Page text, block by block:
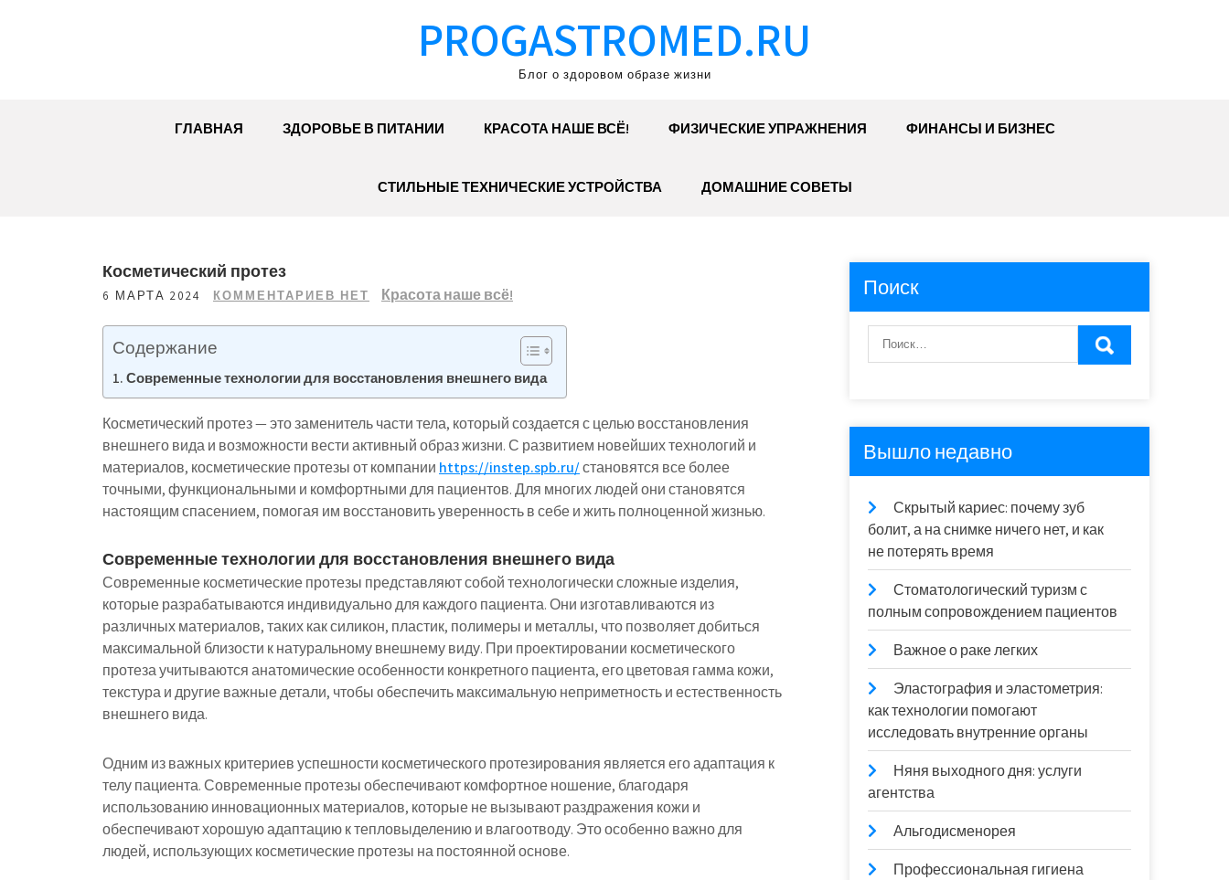
PROGASTROMED.RU
Блог о здоровом образе жизни
ГЛАВНАЯ ЗДОРОВЬЕ В ПИТАНИИ КРАСОТА НАШЕ ВСЁ! ФИЗИЧЕСКИЕ УПРАЖНЕНИЯ ФИНАНСЫ И БИЗНЕС
СТИЛЬНЫЕ ТЕХНИЧЕСКИЕ УСТРОЙСТВА ДОМАШНИЕ СОВЕТЫ
Косметический протез
6 МАРТА 2024 КОММЕНТАРИЕВ НЕТ Красота наше всё!
Содержание
Современные технологии для восстановления внешнего вида
Косметический протез — это заменитель части тела, который создается с целью восстановления
внешнего вида и возможности вести активный образ жизни. С развитием новейших технологий и
материалов, косметические протезы от компании https://instep.spb.ru/становятся все более
точными, функциональными и комфортными для пациентов. Для многих людей они становятся
настоящим спасением, помогая им восстановить уверенность в себе и жить полноценной жизнью.
Современные технологии для восстановления внешнего вида
Современные косметические протезы представляют собой технологически сложные изделия,
которые разрабатываются индивидуально для каждого пациента. Они изготавливаются из
различных материалов, таких как силикон, пластик, полимеры и металлы, что позволяет добиться
максимальной близости к натуральному внешнему виду. При проектировании косметического
протеза учитываются анатомические особенности конкретного пациента, его цветовая гамма кожи,
текстура и другие важные детали, чтобы обеспечить максимальную неприметность и естественность
внешнего вида.
Одним из важных критериев успешности косметического протезирования является его адаптация к
телу пациента. Современные протезы обеспечивают комфортное ношение, благодаря
использованию инновационных материалов, которые не вызывают раздражения кожи и
обеспечивают хорошую адаптацию к тепловыделению и влагоотводу. Это особенно важно для
людей, использующих косметические протезы на постоянной основе.
Поиск
Вышло недавно
Скрытый кариес: почему зуб
болит, а на снимке ничего нет, и как
не потерять время
Стоматологический туризм с
полным сопровождением пациентов
Важное о раке легких
Эластография и эластометрия:
как технологии помогают
исследовать внутренние органы
Няня выходного дня: услуги
агентства
Альгодисменорея
Профессиональная гигиена